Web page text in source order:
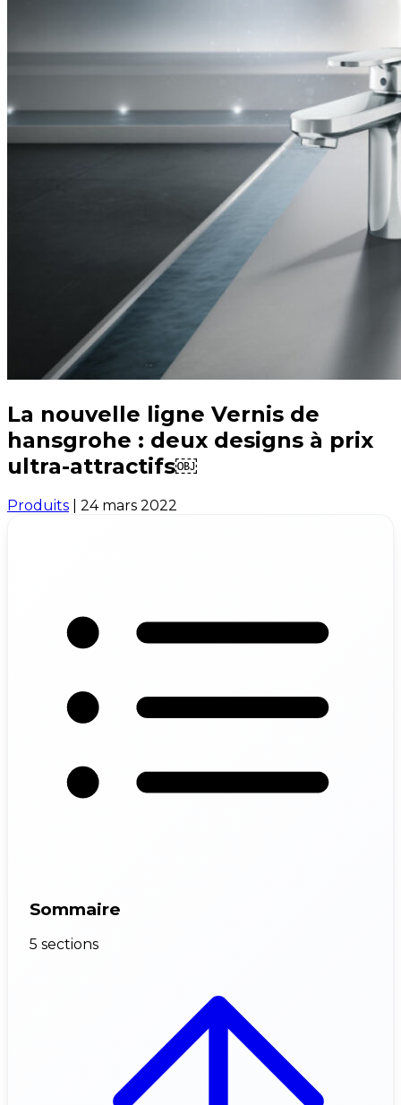
La nouvelle ligne Vernis de
hansgrohe : deux designs à prix
ultra-attractifs￼
Produits 24 mars 2022
Sommaire
5 sections